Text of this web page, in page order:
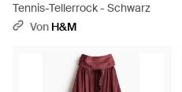
Tennis-Tellerrock - Schwarz
Von H&M